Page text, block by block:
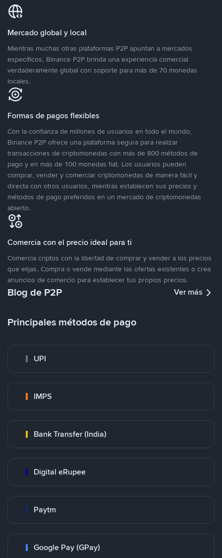
Mercado global y local
Mientras muchas otras plataformas P2P apuntan a mercados
específicos, Binance P2P brinda una experiencia comercial
verdaderamente global con soporte para más de 70 monedas
locales.
Formas de pagos flexibles
Con la confianza de millones de usuarios en todo el mundo,
Binance P2P ofrece una plataforma segura para realizar
transacciones de criptomonedas con más de 800 métodos de
pago y en más de 100 monedas fiat. Los usuarios pueden
comprar, vender y comerciar criptomonedas de manera fácil y
directa con otros usuarios, mientras establecen sus precios y
métodos de pago preferidos en un mercado de criptomonedas
abierto.
Comercia con el precio ideal para ti
Comercia criptos con la libertad de comprar y vender a los precios
que elijas. Compra o vende mediante las ofertas existentes o crea
anuncios de comercio para establecer tus propios precios.
Blog de P2P Ver más
Principales métodos de pago
UPI
IMPS
Bank Transfer (India)
Digital eRupee
Paytm
Google Pay (GPay)